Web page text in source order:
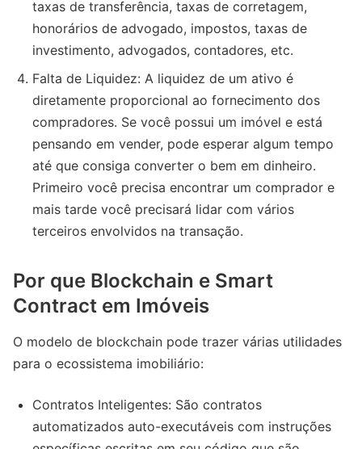
taxas de transferência, taxas de corretagem,
honorários de advogado, impostos, taxas de
investimento, advogados, contadores, etc.
Falta de Liquidez: A liquidez de um ativo é
diretamente proporcional ao fornecimento dos
compradores. Se você possui um imóvel e está
pensando em vender, pode esperar algum tempo
até que consiga converter o bem em dinheiro.
Primeiro você precisa encontrar um comprador e
mais tarde você precisará lidar com vários
terceiros envolvidos na transação.
Por que Blockchain e Smart
Contract em Imóveis
O modelo de blockchain pode trazer várias utilidades
para o ecossistema imobiliário:
Contratos Inteligentes: São contratos
automatizados auto-executáveis com instruções